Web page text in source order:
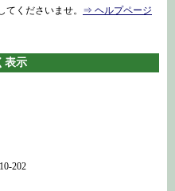
くださいませ。 ⇒ ヘルプページ
表示
202